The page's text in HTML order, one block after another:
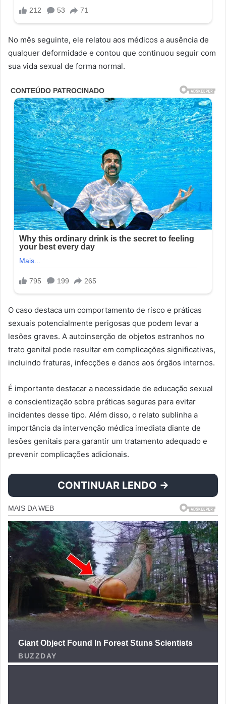
No mês seguinte, ele relatou aos médicos a ausência de
qualquer deformidade e contou que continuou seguir com
sua vida sexual de forma normal.
O caso destaca um comportamento de risco e práticas
sexuais potencialmente perigosas que podem levar a
lesões graves. A autoinserção de objetos estranhos no
trato genital pode resultar em complicações significativas,
incluindo fraturas, infecções e danos aos órgãos internos.
É importante destacar a necessidade de educação sexual
e conscientização sobre práticas seguras para evitar
incidentes desse tipo. Além disso, o relato sublinha a
importância da intervenção médica imediata diante de
lesões genitais para garantir um tratamento adequado e
prevenir complicações adicionais.
CONTINUAR LENDO →